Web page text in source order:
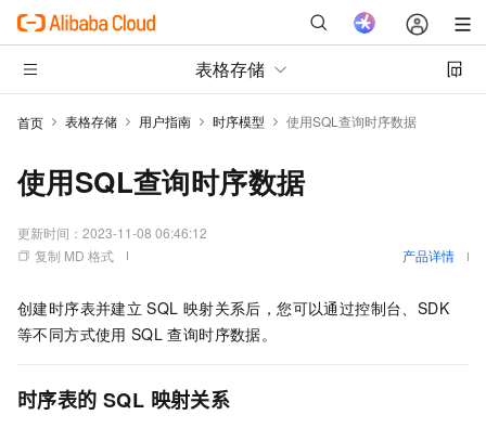
表格存储
首页 表格存储 用户指南 时序模型 使用SQL查询时序数据
使用SQL查询时序数据
更新时间： 2023-11-08 06:46:12
复制 MD 格式
产品详情
创建时序表并建立 SQL 映射关系后，您可以通过控制台、SDK
等不同方式使用 SQL 查询时序数据。
时序表的 SQL 映射关系